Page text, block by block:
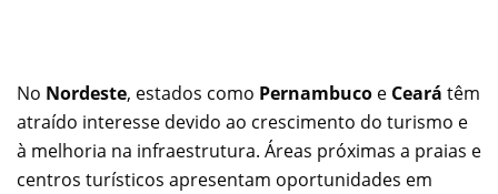
No Nordeste, estados como Pernambuco e Ceará têm
atraído interesse devido ao crescimento do turismo e
à melhoria na infraestrutura. Áreas próximas a praias e
centros turísticos apresentam oportunidades em